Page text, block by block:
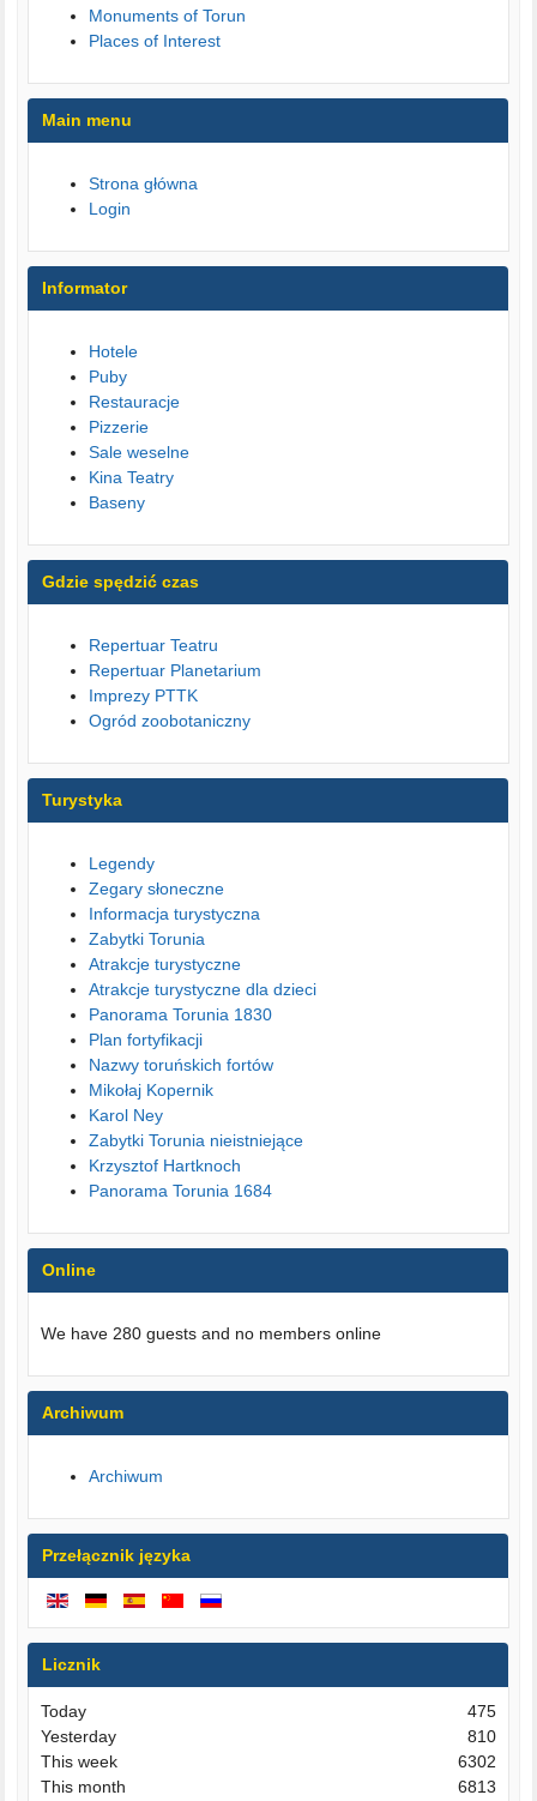
Monuments of Torun
Places of Interest
Main menu
Strona główna
Login
Informator
Hotele
Puby
Restauracje
Pizzerie
Sale weselne
Kina Teatry
Baseny
Gdzie spędzić czas
Repertuar Teatru
Repertuar Planetarium
Imprezy PTTK
Ogród zoobotaniczny
Turystyka
Legendy
Zegary słoneczne
Informacja turystyczna
Zabytki Torunia
Atrakcje turystyczne
Atrakcje turystyczne dla dzieci
Panorama Torunia 1830
Plan fortyfikacji
Nazwy toruńskich fortów
Mikołaj Kopernik
Karol Ney
Zabytki Torunia nieistniejące
Krzysztof Hartknoch
Panorama Torunia 1684
Online
We have 280 guests and no members online
Archiwum
Archiwum
Przełącznik języka
Licznik
Today
475
Yesterday
810
This week
6302
This month
6813